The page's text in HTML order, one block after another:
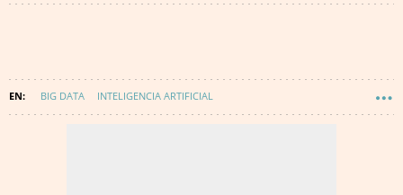
BIG DATA INTELIGENCIA ARTIFICIAL